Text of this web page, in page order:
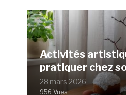
Activités
pratiquer chez
28 mars 2026
956 Vues